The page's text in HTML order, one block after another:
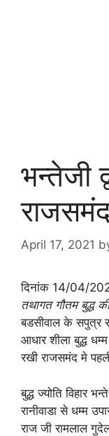
भन्तेजी
April 17, 2021
दिनांक 14/04/
तथागत गौतम बुद्ध की
बडसीवाल के सपुत्र
आधार शीला बुद्ध
रखी राजसमंद मे
बुद्ध ज्योति विहार
रानीवाडा से धम्म
राज जी रामलाल